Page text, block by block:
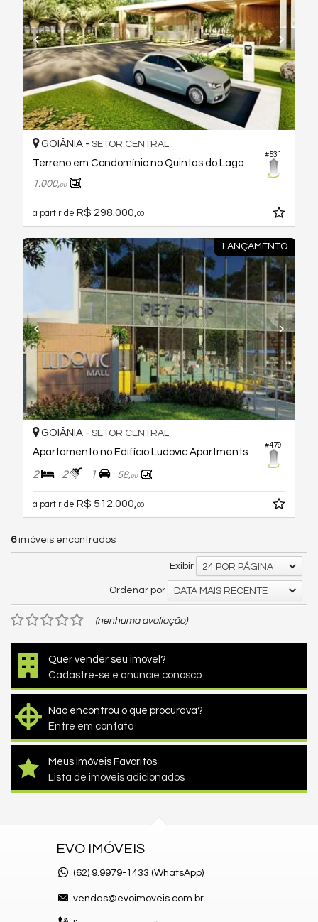
#531
GOIÂNIA - SETOR CENTRAL
Terreno em Condomínio no Quintas do Lago
1.000,00
a partir de R$ 298.000, 00
LANÇAMENTO
#479
GOIÂNIA - SETOR CENTRAL
Apartamento no Edifício Ludovic Apartments
2 2 1 58,00
a partir de R$ 512.000, 00
6imóveis encontrados
Exibir 24 POR PÁGINA
Ordenar por DATA MAIS RECENTE
(nenhuma avaliação)
Quer vender seu imóvel?
Cadastre-se e anuncie conosco
Não encontrou o que procurava?
Entre em contato
Meus imóveis Favoritos
Lista de imóveis adicionados
EVO IMÓVEIS
(62) 9.9979-1433 (WhatsApp)
vendas@evoimoveis.com.br